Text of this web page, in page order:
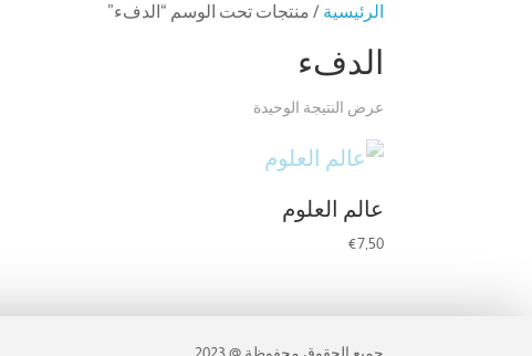
الرئيسية / منتجات تحت الوسم “الدفء”
الدفء
عرض النتيجة الوحيدة
عالم العلوم
€7,50
جميع الحقوق محفوظة @ 2023